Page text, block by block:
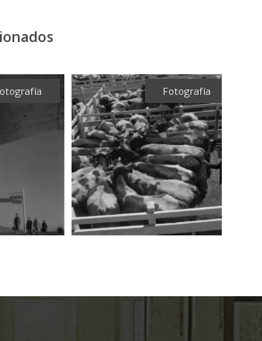
Fotografía